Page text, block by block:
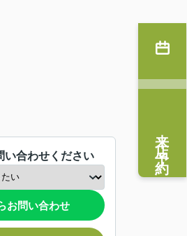
い合わせください
お問い合わせ
来店予約